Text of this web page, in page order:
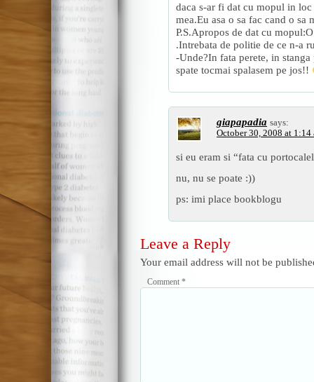
daca s-ar fi dat cu mopul in
mea.Eu asa o sa fac cand o sa
P.S.Apropos de dat cu
.Intrebata de politie de ce n-a
-Unde?In fata perete, in
spate tocmai spalasem pe jos!!
giapapadia says:
October 30, 2008 at 1:14
si eu eram si “fata cu
nu, nu se poate :))
ps: imi place bookblogu
Leave a Reply
Your email address will not be
Comment *